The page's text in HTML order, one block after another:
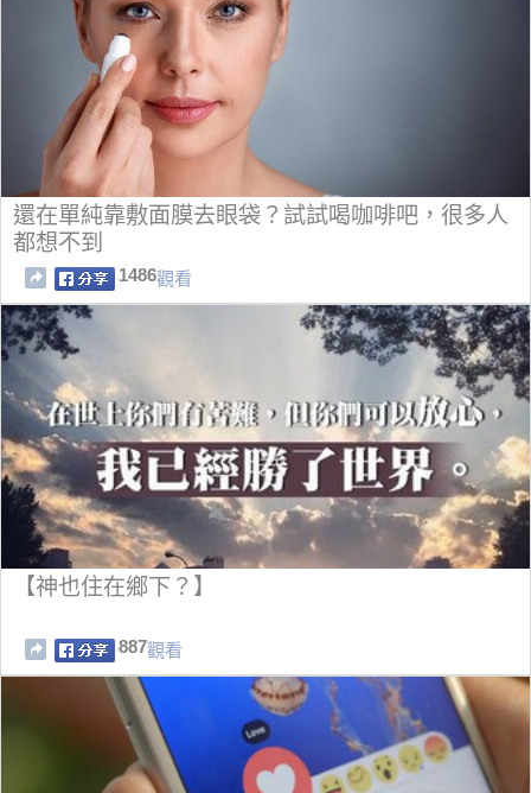
還在單純靠敷面膜去眼袋？試試喝咖啡吧，很多人
都想不到
1486觀看
【神也住在鄉下？】
887觀看